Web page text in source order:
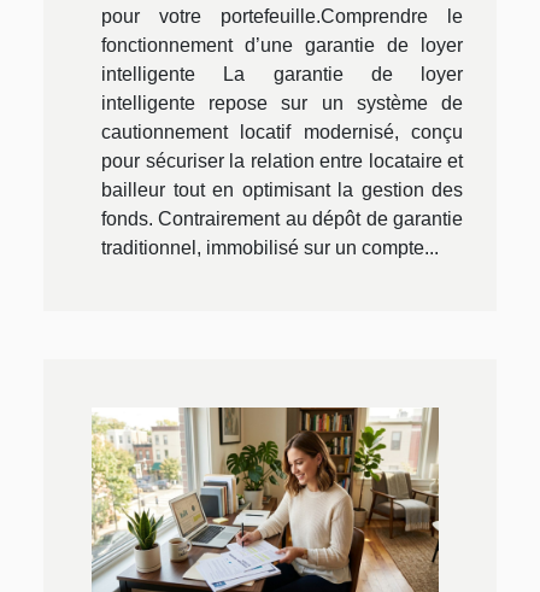
pour votre portefeuille.Comprendre le
fonctionnement d’une garantie de loyer
intelligente La garantie de loyer
intelligente repose sur un système de
cautionnement locatif modernisé, conçu
pour sécuriser la relation entre locataire et
bailleur tout en optimisant la gestion des
fonds. Contrairement au dépôt de garantie
traditionnel, immobilisé sur un compte...